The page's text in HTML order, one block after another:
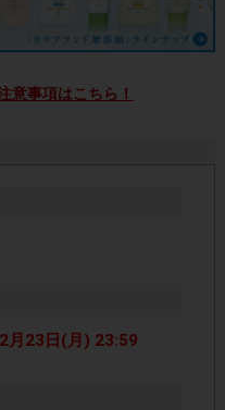
意事項はこちら！
月23日(月) 23:59